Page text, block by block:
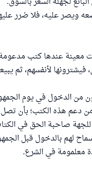
ويصر عليه، فلا ضرر
عندها كتب
لأنفسهم، ثم
من الدخول في يوم
دعم هذه الكتب؛ بأن
صاحبة الحق في
لهم بالدخول قبل
معلمومة في الشرع.